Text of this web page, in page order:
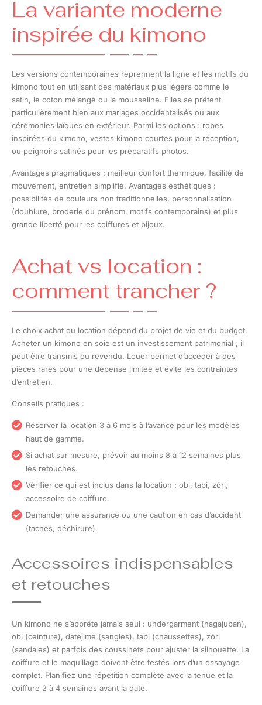
La variante moderne
inspirée du kimono
Les versions contemporaines reprennent la ligne et les motifs du
kimono tout en utilisant des matériaux plus légers comme le
satin, le coton mélangé ou la mousseline. Elles se prêtent
particulièrement bien aux mariages occidentalisés ou aux
cérémonies laïques en extérieur. Parmi les options : robes
inspirées du kimono, vestes kimono courtes pour la réception,
ou peignoirs satinés pour les préparatifs photos.
Avantages pragmatiques : meilleur confort thermique, facilité de
mouvement, entretien simplifié. Avantages esthétiques :
possibilités de couleurs non traditionnelles, personnalisation
(doublure, broderie du prénom, motifs contemporains) et plus
grande liberté pour les coiffures et bijoux.
Achat vs location :
comment trancher ?
Le choix achat ou location dépend du projet de vie et du budget.
Acheter un kimono en soie est un investissement patrimonial ; il
peut être transmis ou revendu. Louer permet d’accéder à des
pièces rares pour une dépense limitée et évite les contraintes
d’entretien.
Conseils pratiques :
Réserver la location 3 à 6 mois à l’avance pour les modèles
haut de gamme.
Si achat sur mesure, prévoir au moins 8 à 12 semaines plus
les retouches.
Vérifier ce qui est inclus dans la location : obi, tabi, zōri,
accessoire de coiffure.
Demander une assurance ou une caution en cas d’accident
(taches, déchirure).
Accessoires indispensables
et retouches
Un kimono ne s’apprête jamais seul : undergarment (nagajuban),
obi (ceinture), datejime (sangles), tabi (chaussettes), zōri
(sandales) et parfois des coussinets pour ajuster la silhouette. La
coiffure et le maquillage doivent être testés lors d’un essayage
complet. Planifiez une répétition complète avec la tenue et la
coiffure 2 à 4 semaines avant la date.